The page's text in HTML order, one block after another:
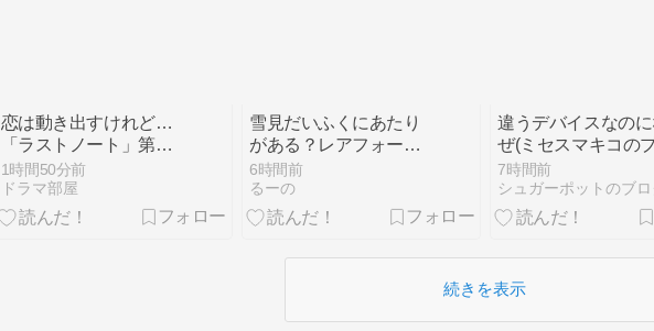
恋は動き出すけれど…
「ラストノート」第4
話
1時間50分前
ドラマ部屋
雪見だいふくにあたり
がある？レアフォーク
やパッケージの種類を
調査！
6時間前
るーの
違うデバイスなの
ぜ(ミセスマキコの
チナ相談会）
7時間前
シュガーポットのブ
続きを表示